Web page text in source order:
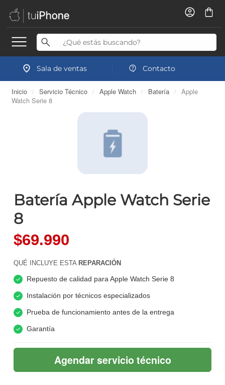
Sala de ventas Contacto
Inicio / Servicio Técnico / Apple Watch / Batería / Apple
Watch Serie 8
Batería Apple Watch Serie
8
$69.990
QUÉ INCLUYE ESTA REPARACIÓN
Repuesto de calidad para Apple Watch Serie 8
Instalación por técnicos especializados
Prueba de funcionamiento antes de la entrega
Garantía
Agendar servicio técnico